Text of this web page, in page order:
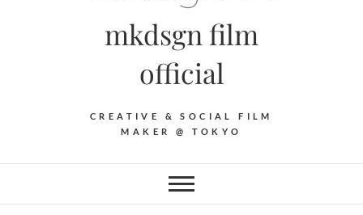
mkdsgn film
official
CREATIVE & SOCIAL FILM
MAKER @ TOKYO